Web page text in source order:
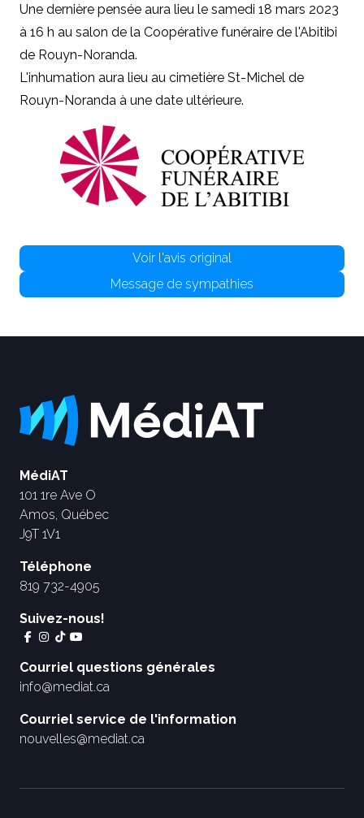
Une dernière pensée aura lieu le samedi 18 mars 2023
à 16 h au salon de la Coopérative funéraire de l'Abitibi
de Rouyn-Noranda.
L'inhumation aura lieu au cimetière St-Michel de
Rouyn-Noranda à une date ultérieure.
Voir l'avis original
Message de sympathies
MédiAT
101 1re Ave O
Amos, Québec
J9T 1V1
Téléphone
819 732-4905
Suivez-nous!
Courriel questions générales
info@mediat.ca
Courriel service de l'information
nouvelles@mediat.ca